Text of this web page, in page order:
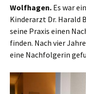
Wolfhagen. Es war
Kinderarzt Dr. Harald
seine Praxis einen
finden. Nach vier
eine Nachfolgerin